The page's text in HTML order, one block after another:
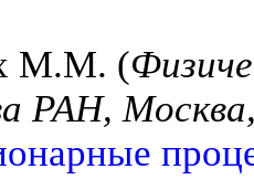
М.М. (
РАН,